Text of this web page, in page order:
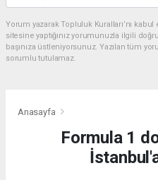
Yorum yazarak Topluluk Kuralları’nı
sitesine yaptığınız yorumunuzla ilgili
başınıza üstleniyorsunuz. Yazılan tüm
sorumlu tutulamaz.
Anasayfa
Formula 1